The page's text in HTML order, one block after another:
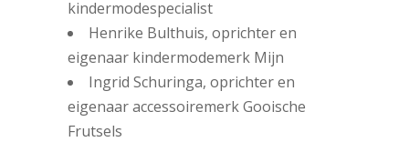
kindermodespecialist
Henrike Bulthuis, oprichter en
eigenaar kindermodemerk Mijn
Ingrid Schuringa, oprichter en
eigenaar accessoiremerk Gooische
Frutsels